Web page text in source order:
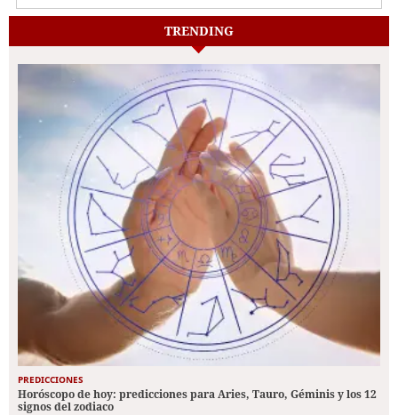
TRENDING
PREDICCIONES
Horóscopo de hoy: predicciones para Aries, Tauro, Géminis y los 12
signos del zodiaco